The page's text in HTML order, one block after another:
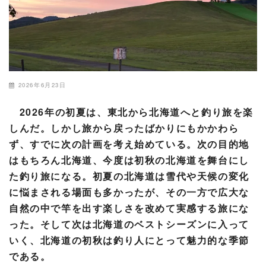
2026年6月23日
2026年の初夏は、東北から北海道へと釣り旅を楽
しんだ。しかし旅から戻ったばかりにもかかわら
ず、すでに次の計画を考え始めている。次の目的地
はもちろん北海道、今度は初秋の北海道を舞台にし
た釣り旅になる。初夏の北海道は雪代や天候の変化
に悩まされる場面も多かったが、その一方で広大な
自然の中で竿を出す楽しさを改めて実感する旅にな
った。そして次は北海道のベストシーズンに入って
いく、北海道の初秋は釣り人にとって魅力的な季節
である。